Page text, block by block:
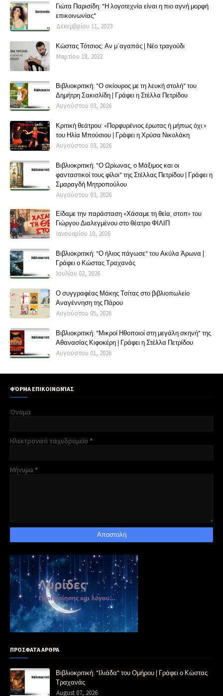
Γιώτα Παρισίδη: "Η λογοτεχνία είναι η πιο αγνή μορφή
επικοινωνίας"
Δεκεμβρίου 11, 2023
Κώστας Τότσιος: Αν μ΄αγαπάς | Νέο τραγούδι
Μαρτίου 18, 2022
Βιβλιοκριτική: "Ο σκίουρος με τη λευκή στολή" του
Δημήτρη Σακισλίδη | Γράφει η Στέλλα Πετρίδου
Αυγούστου 03, 2026
Κριτική θεάτρου: «Πορφυρένιος έρωτας ή μήπως όχι;»
του Ηλία Μπούσιου | Γράφει η Χρύσα Νικολάκη
Αυγούστου 03, 2026
Βιβλιοκριτική: "Ο Ωρίωνας, ο Μάξιμος και οι
φανταστικοί τους φίλοι" της Στέλλας Πετρίδου | Γράφει η
Σμαραγδή Μητροπούλου
Αυγούστου 03, 2026
Είδαμε την παράσταση «Χάσαμε τη θεία, στοπ» του
Γιώργου Διαλεγμένου στο θέατρο ΦΙΛΙΠ
Ιανουαρίου 10, 2026
Βιβλιοκριτική: "Ο ήλιος πάγωσε" του Ακύλα Άρωνα |
Γράφει ο Κώστας Τραχανάς
Ιουλίου 02, 2026
Ο συγγραφέας Μάκης Τσίτας στο βιβλιοπωλείο
Αναγέννηση της Πάρου
Αυγούστου 05, 2026
Βιβλιοκριτική: "Μικροί Ηθοποιοί στη μεγάλη σκηνή" της
Αθανασίας Κιφοκέρη | Γράφει η Στέλλα Πετρίδου
Αυγούστου 01, 2026
ΦΌΡΜΑ ΕΠΙΚΟΙΝΩΝΊΑΣ
Όνομα
Ηλεκτρονικό ταχυδρομείο *
Μήνυμα *
ΠΡΟΣΦΑΤΑ ΑΡΘΡΑ
Βιβλιοκριτική: "Ιλιάδα" του Ομήρου | Γράφει ο Κώστας
Τραχανάς
August 07, 2026